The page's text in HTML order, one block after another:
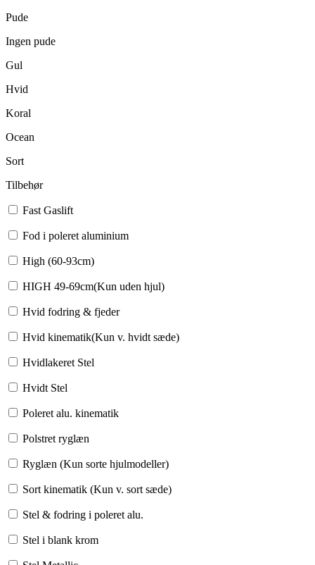
Pude
Ingen pude
Gul
Hvid
Koral
Ocean
Sort
Tilbehør
Fast Gaslift
Fod i poleret aluminium
High (60-93cm)
HIGH 49-69cm(Kun uden hjul)
Hvid fodring & fjeder
Hvid kinematik(Kun v. hvidt sæde)
Hvidlakeret Stel
Hvidt Stel
Poleret alu. kinematik
Polstret ryglæn
Ryglæn (Kun sorte hjulmodeller)
Sort kinematik (Kun v. sort sæde)
Stel & fodring i poleret alu.
Stel i blank krom